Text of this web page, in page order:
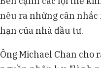
nêu ra những cân
hạn của nhà đầu tư.
Ông Michael Chan cho